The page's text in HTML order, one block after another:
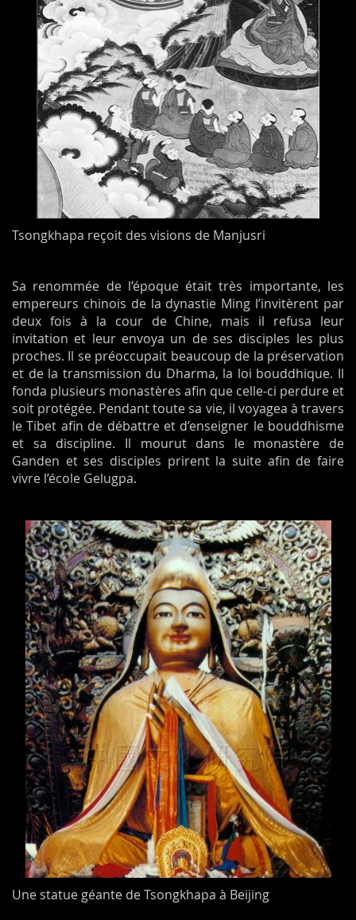
Tsongkhapa reçoit des visions de Manjusri
Sa renommée de l’époque était très importante, les
empereurs chinois de la dynastie Ming l’invitèrent par
deux fois à la cour de Chine, mais il refusa leur
invitation et leur envoya un de ses disciples les plus
proches. Il se préoccupait beaucoup de la préservation
et de la transmission du Dharma, la loi bouddhique. Il
fonda plusieurs monastères afin que celle-ci perdure et
soit protégée. Pendant toute sa vie, il voyagea à travers
le Tibet afin de débattre et d’enseigner le bouddhisme
et sa discipline. Il mourut dans le monastère de
Ganden et ses disciples prirent la suite afin de faire
vivre l’école Gelugpa.
Une statue géante de Tsongkhapa à Beijing